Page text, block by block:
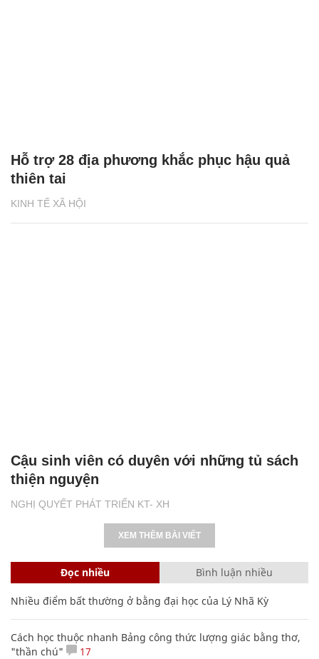
KINH TẾ XÃ HỘI
Hỗ trợ 28 địa phương khắc phục hậu quả
thiên tai
NGHỊ QUYẾT PHÁT TRIỂN KT- XH
Cậu sinh viên có duyên với những tủ sách
thiện nguyện
XEM THÊM BÀI VIẾT
Đọc nhiều Bình luận nhiều
Nhiều điểm bất thường ở bằng đại học của Lý Nhã Kỳ
Cách học thuộc nhanh Bảng công thức lượng giác bằng thơ,
"thần chú"
17